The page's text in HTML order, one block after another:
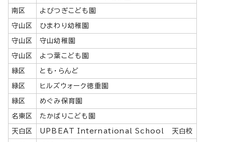
南区 よびつぎこども園
守山区 ひまわり幼稚園
守山区 守山幼稚園
守山区 よつ葉こども園
緑区 とも・らんど
緑区 ヒルズウォーク徳重園
緑区 めぐみ保育園
名東区 たかばりこども園
天白区 UPBEAT International School 天白校